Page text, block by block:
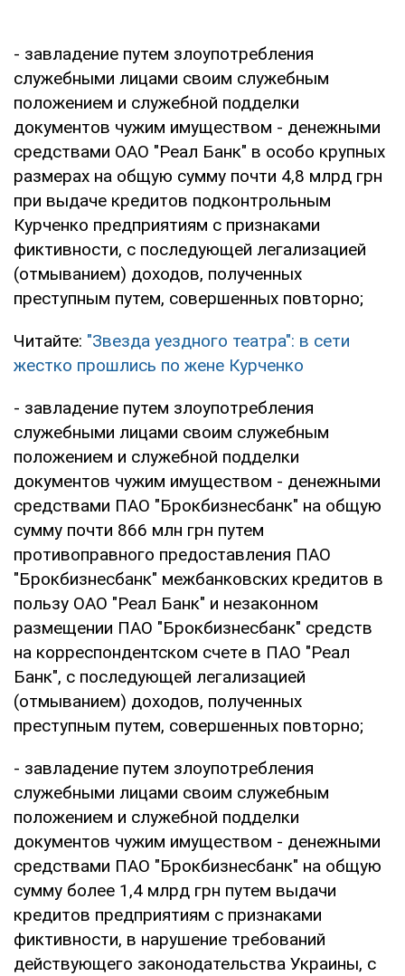
- завладение путем злоупотребления
служебными лицами своим служебным
положением и служебной подделки
документов чужим имуществом - денежными
средствами ОАО "Реал Банк" в особо крупных
размерах на общую сумму почти 4,8 млрд грн
при выдаче кредитов подконтрольным
Курченко предприятиям с признаками
фиктивности, с последующей легализацией
(отмыванием) доходов, полученных
преступным путем, совершенных повторно;
Читайте: "Звезда уездного театра": в сети
жестко прошлись по жене Курченко
- завладение путем злоупотребления
служебными лицами своим служебным
положением и служебной подделки
документов чужим имуществом - денежными
средствами ПАО "Брокбизнесбанк" на общую
сумму почти 866 млн грн путем
противоправного предоставления ПАО
"Брокбизнесбанк" межбанковских кредитов в
пользу ОАО "Реал Банк" и незаконном
размещении ПАО "Брокбизнесбанк" средств
на корреспондентском счете в ПАО "Реал
Банк", с последующей легализацией
(отмыванием) доходов, полученных
преступным путем, совершенных повторно;
- завладение путем злоупотребления
служебными лицами своим служебным
положением и служебной подделки
документов чужим имуществом - денежными
средствами ПАО "Брокбизнесбанк" на общую
сумму более 1,4 млрд грн путем выдачи
кредитов предприятиям с признаками
фиктивности, в нарушение требований
действующего законодательства Украины, с